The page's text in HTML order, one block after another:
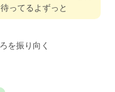
ってるよずっと
を振り向く